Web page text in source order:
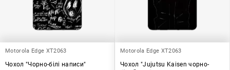
Motorola Edge XT2063
Чохол "Чорно-білі написи"
Motorola Edge XT2063
Чохол "Jujutsu Kaisen чорно-